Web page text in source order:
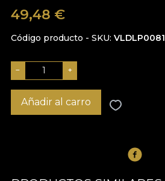
49,48 €
Código producto - SKU VLDLP0081
− +
Añadir al carro